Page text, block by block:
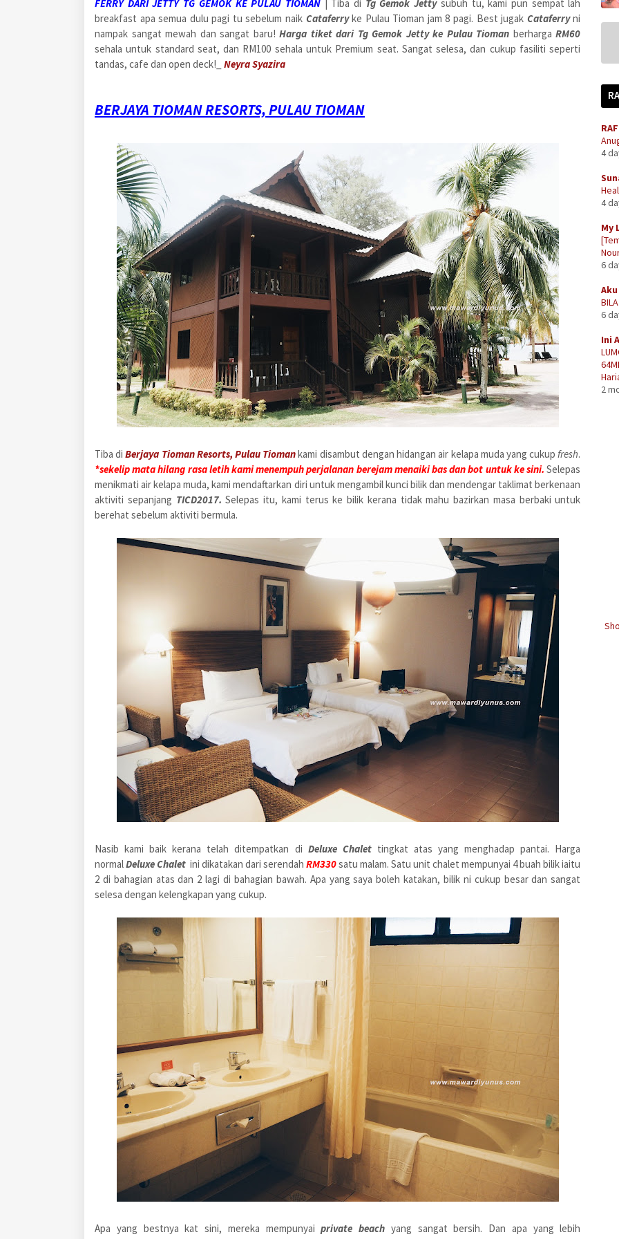
FERRY DARI JETTY TG GEMOK KE PULAU TIOMAN| Tiba di Tg Gemok Jettysubuh tu, kami pun sempat lah
breakfast apa semua dulu pagi tu sebelum naik Cataferryke Pulau Tioman jam 8 pagi. Best jugak Cataferryni
nampak sangat mewah dan sangat baru!Harga tiket dari Tg Gemok Jetty ke Pulau Tioman berhargaRM60
sehala untuk standard seat, dan RM100 sehala untuk Premium seat. Sangat selesa, dan cukup fasiliti seperti
tandas, cafe dan open deck!_ Neyra Syazira
BERJAYA TIOMAN RESORTS, PULAU TIOMAN
Tiba diBerjaya Tioman Resorts, Pulau Tiomankami disambut dengan hidangan air kelapa muda yang cukupfresh.
*sekelip mata hilang rasa letih kami menempuh perjalanan berejam menaiki bas dan bot untuk ke sini. Selepas
menikmati air kelapa muda, kami mendaftarkan diri untuk mengambil kunci bilik dan mendengar taklimat berkenaan
aktiviti sepanjang TICD2017.Selepas itu, kami terus ke bilik kerana tidak mahu bazirkan masa berbaki untuk
berehat sebelum aktiviti bermula.
Nasib kami baik kerana telah ditempatkan di Deluxe Chalettingkat atas yang menghadap pantai. Harga
normalDeluxe Chaletini dikatakan dari serendahRM330satu malam. Satu unit chalet mempunyai 4 buah bilik iaitu
2 di bahagian atas dan 2 lagi di bahagian bawah. Apa yang saya boleh katakan, bilik ni cukup besar dan sangat
selesa dengan kelengkapan yang cukup.
Apa yang bestnya kat sini, mereka mempunyaiprivate beach yang sangat bersih. Dan apa yang lebih
4
4
My
6
6
Ini
2